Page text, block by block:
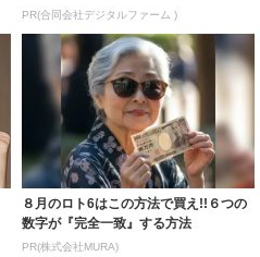
PR(合同会社デジタルファーム )
８月のロト6はこの方法で買え!!６つの
数字が『完全一致』する方法
PR(株式会社MURA)